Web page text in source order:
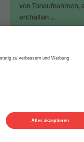
von Tonaufnahmen,
enthalten …
Verlagsvertrag